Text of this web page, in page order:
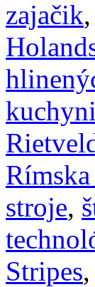
zajačik,
kuchyni
stroje,
Stripes,